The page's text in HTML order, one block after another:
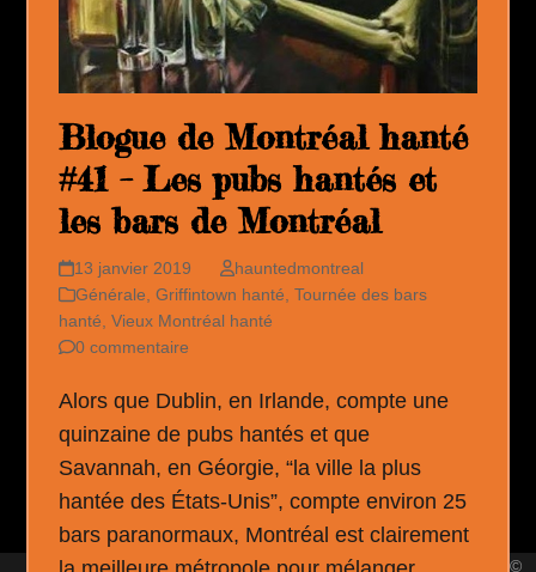
Blogue de Montréal hanté
#41 – Les pubs hantés et
les bars de Montréal
13 janvier 2019
hauntedmontreal
Générale ,Griffintown hanté ,Tournée des bars
hanté ,Vieux Montréal hanté
0 commentaire
Alors que Dublin, en Irlande, compte une
quinzaine de pubs hantés et que
Savannah, en Géorgie, “la ville la plus
hantée des États-Unis”, compte environ 25
bars paranormaux, Montréal est clairement
©